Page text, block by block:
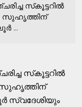
സ്‌കൂട്ടറില്‍
സുഹൃത്തിന്
...
സ്‌കൂട്ടറില്‍
സുഹൃത്തിന്
സ്വദേശിയും